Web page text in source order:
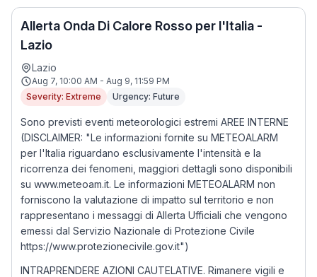
Allerta Onda Di Calore Rosso per l'Italia -
Lazio
Lazio
Aug 7, 10:00 AM - Aug 9, 11:59 PM
Severity: Extreme
Urgency: Future
Sono previsti eventi meteorologici estremi AREE INTERNE
(DISCLAIMER: "Le informazioni fornite su METEOALARM
per l'Italia riguardano esclusivamente l'intensità e la
ricorrenza dei fenomeni, maggiori dettagli sono disponibili
su www.meteoam.it. Le informazioni METEOALARM non
forniscono la valutazione di impatto sul territorio e non
rappresentano i messaggi di Allerta Ufficiali che vengono
emessi dal Servizio Nazionale di Protezione Civile
https://www.protezionecivile.gov.it")
INTRAPRENDERE AZIONI CAUTELATIVE. Rimanere vigili e